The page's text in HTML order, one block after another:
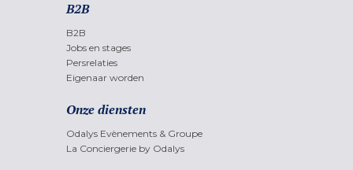
B2B
B2B
Jobs en stages
Persrelaties
Eigenaar worden
Onze diensten
Odalys Evènements & Groupe
La Conciergerie by Odalys